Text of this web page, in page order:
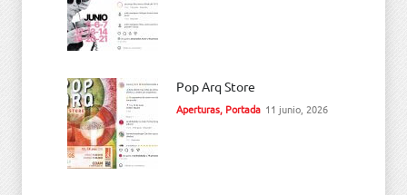
Pop Arq Store
Aperturas, Portada 11 junio, 2026